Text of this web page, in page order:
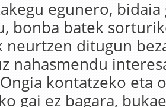
egunero,
bonba batek
neurtzen ditugun
nahasmendu
kontatzeko eta
gai ez bagara,